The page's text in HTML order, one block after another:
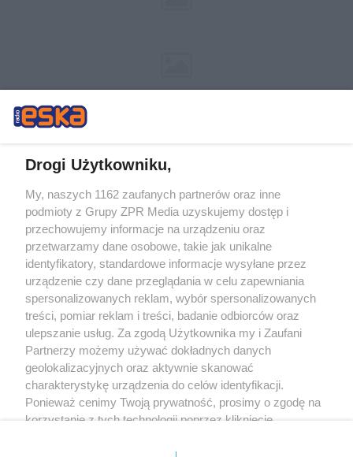
Żaden utwór zamieszczony w serwisie nie może być powielany i
rozpowszechniany lub dalej rozpowszechniany w jakikolwiek sposób (w
tym także elektroniczny lub mechaniczny) na jakimkolwiek polu
eksploatacji w jakiejkolwiek formie, włącznie z umieszczaniem w Internecie
bez pisemnej zgody właściciela praw. Jakiekolwiek użycie lub
wykorzystanie utworów w całości lub w części z naruszeniem prawa, tzn.
bez właściwej zgody, jest zabronione pod groźbą kary i może być ścigane
prawnie.
O nas
Drogi Użytkowniku,
My, naszych 1162 zaufanych partnerów oraz inne
podmioty z Grupy ZPR Media uzyskujemy dostęp i
przechowujemy informacje na urządzeniu oraz
przetwarzamy dane osobowe, takie jak unikalne
identyfikatory, standardowe informacje wysyłane przez
urządzenie czy dane przeglądania w celu zapewniania
spersonalizowanych reklam, wybór spersonalizowanych
treści, pomiar reklam i treści, badanie odbiorców oraz
ulepszanie usług. Za zgodą Użytkownika my i Zaufani
Partnerzy możemy używać dokładnych danych
geolokalizacyjnych oraz aktywnie skanować
charakterystykę urządzenia do celów identyfikacji.
Ponieważ cenimy Twoją prywatność, prosimy o zgodę na
korzystanie z tych technologii poprzez kliknięcie
zmienić/wycofać klikając przycisk ustawień prywatności